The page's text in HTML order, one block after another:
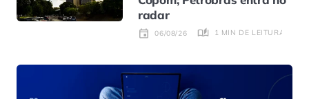
radar
06/08/26 1 MIN DE LEITURA